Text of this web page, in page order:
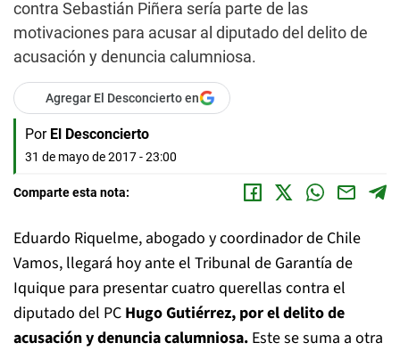
contra Sebastián Piñera sería parte de las
motivaciones para acusar al diputado del delito de
acusación y denuncia calumniosa.
Agregar El Desconcierto en
Por El Desconcierto
31 de mayo de 2017 - 23:00
Comparte esta nota:
Eduardo Riquelme, abogado y coordinador de Chile
Vamos, llegará hoy ante el Tribunal de Garantía de
Iquique para presentar cuatro querellas contra el
diputado del PC Hugo Gutiérrez, por el delito de
acusación y denuncia calumniosa. Este se suma a otra